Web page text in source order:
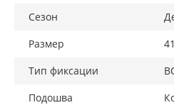
Сезон
Размер
41
Тип фиксации
Подошва